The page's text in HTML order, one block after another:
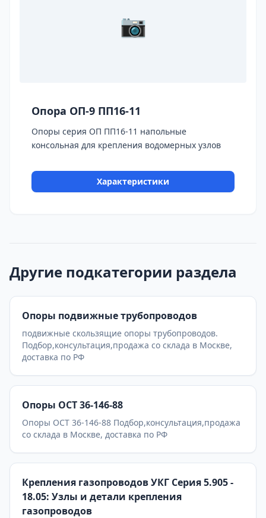
📷
Опора ОП-9 ПП16-11
Опоры серия ОП ПП16-11 напольные
консольная для крепления водомерных узлов
Характеристики
Другие подкатегории раздела
Опоры подвижные трубопроводов
подвижные скользящие опоры трубопроводов.
Подбор,консультация,продажа со склада в Москве,
доставка по РФ
Опоры ОСТ 36-146-88
Опоры ОСТ 36-146-88 Подбор,консультация,продажа
со склада в Москве, доставка по РФ
Крепления газопроводов УКГ Серия 5.905 -
18.05: Узлы и детали крепления
газопроводов